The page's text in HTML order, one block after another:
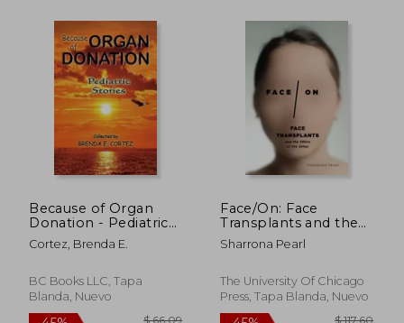
Because of Organ
Donation - Pediatric
Stories (en Inglés)
Cortez, Brenda E.
BC Books LLC, Tapa
Blanda, Nuevo
Face/On: Face
Transplants and the
Ethics of the Other
Sharrona Pearl
The University Of Chicago
Press, Tapa Blanda, Nuevo